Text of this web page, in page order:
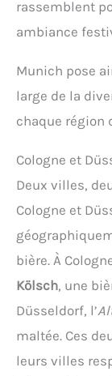
rassemblent
ambiance
Munich pose
large de la
chaque région
Cologne et
Deux villes,
Cologne et
bière. À
Kölsch, une
Düsseldorf, l’
maltée. Ces
leurs villes